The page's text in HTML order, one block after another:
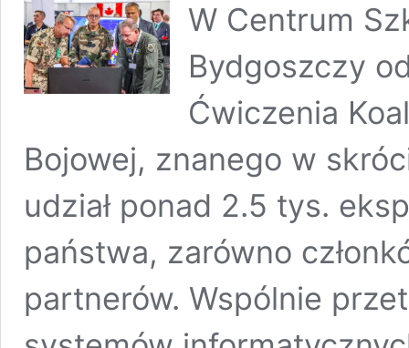
W Centrum
Bydgoszczy
Ćwiczenia
Bojowej, znanego w
udział ponad 2.5 tys.
państwa, zarówno
partnerów. Wspólnie